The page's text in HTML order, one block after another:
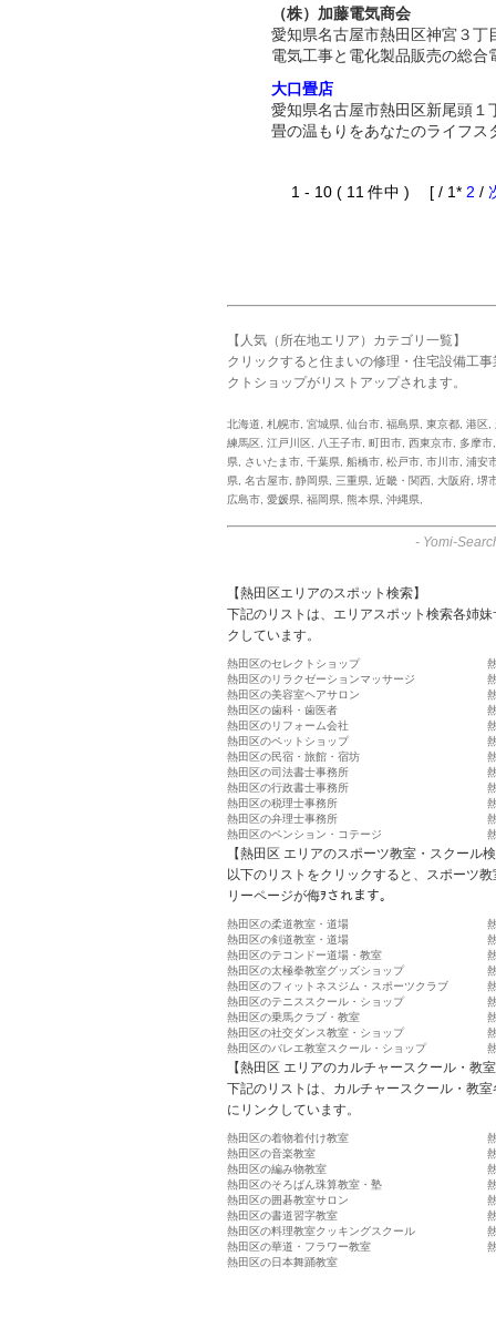
（株）加藤電気商会
愛知県名古屋市熱田区神宮３丁
電気工事と電化製品販売の総合
大口畳店
愛知県名古屋市熱田区新尾頭１
畳の温もりをあなたのライフス
1 - 10 ( 11 件中 ) [ / 1* 2 /
【人気（所在地エリア）カテゴリ一覧】
クリックすると住まいの修理・住宅設備工
クトショップがリストアップされます。
北海道 札幌市 宮城県 仙台市 福島県 東京都 港区
練馬区 江戸川区 八王子市 町田市 西東京市 多摩市
県
さいたま市 千葉県 船橋市 松戸市 市川市 浦安
県 名古屋市 静岡県 三重県 近畿・関西 大阪府 堺
広島市 愛媛県 福岡県 熊本県 沖縄県
- Yomi-
【熱田区エリアのスポット検索】
下記のリストは、エリアスポット検索各姉
クしています。
熱田区のセレクトショップ
熱田区のリラクゼーションマッサージ
熱田区の美容室ヘアサロン
熱田区の歯科・歯医者
熱田区のリフォーム会社
熱田区のペットショップ
熱田区の民宿・旅館・宿坊
熱田区の司法書士事務所
熱田区の行政書士事務所
熱田区の税理士事務所
熱田区の弁理士事務所
熱田区のペンション・コテージ
【熱田区 エリアのスポーツ教室・スクール
以下のリストをクリックすると、スポーツ
リーページが侮ｦされます。
熱田区の柔道教室・道場
熱田区の剣道教室・道場
熱田区のテコンドー道場・教室
熱田区の太極拳教室グッズショップ
熱田区のフィットネスジム・スポーツクラブ
熱田区のテニススクール・ショップ
熱田区の乗馬クラブ・教室
熱田区の社交ダンス教室・ショップ
熱田区のバレエ教室スクール・ショップ
【熱田区 エリアのカルチャースクール・教
下記のリストは、カルチャースクール・教
にリンクしています。
熱田区の着物着付け教室
熱田区の音楽教室
熱田区の編み物教室
熱田区のそろばん珠算教室・塾
熱田区の囲碁教室サロン
熱田区の書道習字教室
熱田区の料理教室クッキングスクール
熱田区の華道・フラワー教室
熱田区の日本舞踊教室